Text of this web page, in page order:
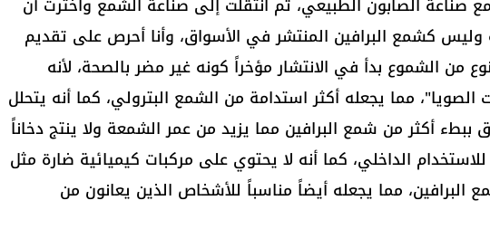
وليس كشمع البرافين المنتشر في الأسواق، وأنا أحرص على تقديم
من الشموع بدأ في الانتشار مؤخراً كونه غير مضر بالصحة، لأنه
مما يجعله أكثر استدامة من الشمع البترولي، كما أنه يتحلل
ببطء أكثر من شمع البرافين مما يزيد من عمر الشمعة ولا ينتج دخاناً
الداخلي، كما أنه لا يحتوي على مركبات كيميائية ضارة مثل
البرافين، مما يجعله أيضاً مناسباً للأشخاص الذين يعانون من